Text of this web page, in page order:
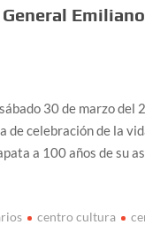
Emiliano
30 de marzo del
de celebración de la
a 100 años de su
centro cultura